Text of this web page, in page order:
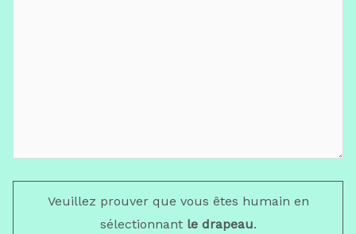
Veuillez prouver que vous êtes humain en
sélectionnantle drapeau.